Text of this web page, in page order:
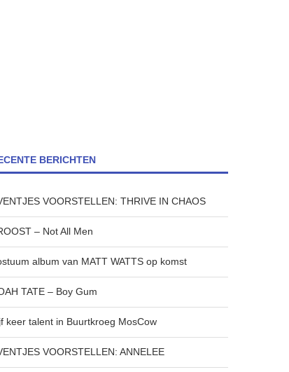
BERICHTEN
VOORSTELLEN: THRIVE IN CHAOS
– Not All Men
album van MATT WATTS op komst
TATE – Boy Gum
keer talent in Buurtkroeg MosCow
VOORSTELLEN: ANNELEE